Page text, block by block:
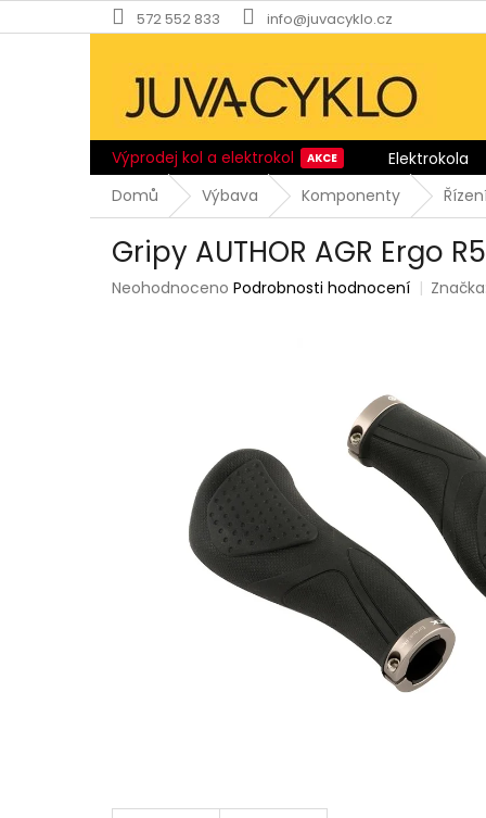
na
572 552 833 info@juvacyklo.cz
Výprodej kol a elektrokol
Elektrokola
Domů
Výbava Komponenty
Gripy AUTHOR AGR Ergo
Průměrné
Neohodnoceno Podrobnosti hodnocení